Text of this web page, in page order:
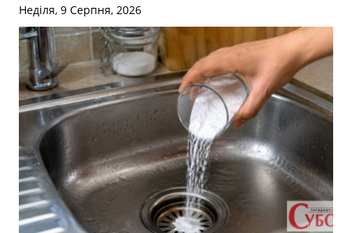
Неділя, 9 Серпня, 2026